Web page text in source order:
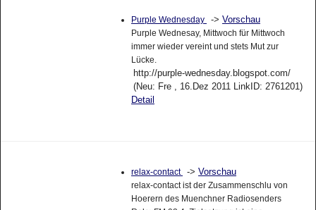
Purple Wednesday -> Vorschau
Purple Wednesay, Mittwoch für Mittwoch
immer wieder vereint und stets Mut zur
Lücke.
http://purple-wednesday.blogspot.com/
(Neu: Fre , 16.Dez 2011 LinkID: 2761201)
Detail
relax-contact -> Vorschau
relax-contact ist der Zusammenschlu von
Hoerern des Muenchner Radiosenders